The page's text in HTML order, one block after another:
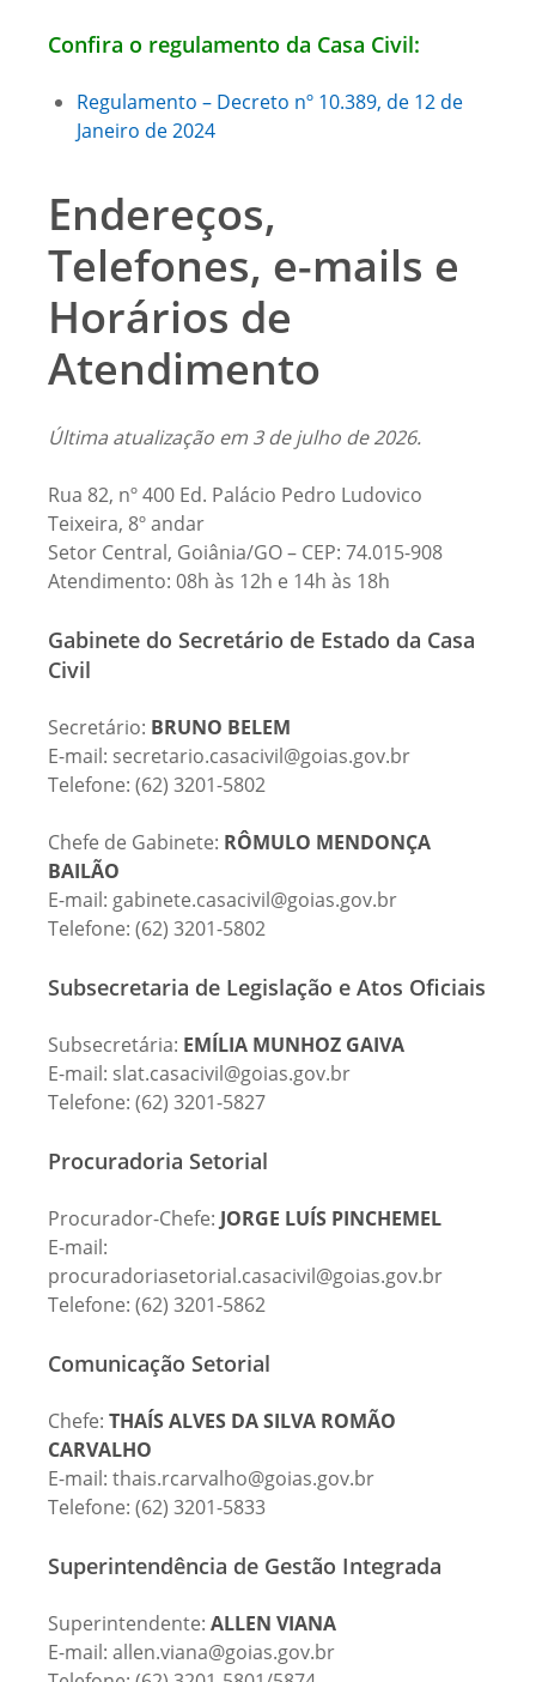
Confira o regulamento da Casa Civil:
Regulamento – Decreto nº 10.389, de 12 de
Janeiro de 2024
Endereços,
Telefones, e-mails e
Horários de
Atendimento
Última atualização em 3 de julho de 2026.
Rua 82, nº 400 Ed. Palácio Pedro Ludovico
Teixeira, 8º andar
Setor Central, Goiânia/GO – CEP: 74.015-908
Atendimento: 08h às 12h e 14h às 18h
Gabinete do Secretário de Estado da Casa
Civil
Secretário: BRUNO BELEM
E-mail: secretario.casacivil@goias.gov.br
Telefone: (62) 3201-5802
Chefe de Gabinete: RÔMULO MENDONÇA
BAILÃO
E-mail: gabinete.casacivil@goias.gov.br
Telefone: (62) 3201-5802
Subsecretaria de Legislação e Atos Oficiais
Subsecretária: EMÍLIA MUNHOZ GAIVA
E-mail: slat.casacivil@goias.gov.br
Telefone: (62) 3201-5827
Procuradoria Setorial
Procurador-Chefe: JORGE LUÍS PINCHEMEL
E-mail:
procuradoriasetorial.casacivil@goias.gov.br
Telefone: (62) 3201-5862
Comunicação Setorial
Chefe: THAÍS ALVES DA SILVA ROMÃO
CARVALHO
E-mail: thais.rcarvalho@goias.gov.br
Telefone: (62) 3201-5833
Superintendência de Gestão Integrada
Superintendente: ALLEN VIANA
E-mail: allen.viana@goias.gov.br